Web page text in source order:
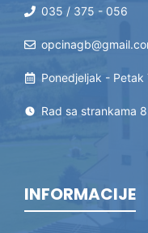
035 / 375 - 056
Ponedjeljak -
Rad sa strankama
INFORMACIJE